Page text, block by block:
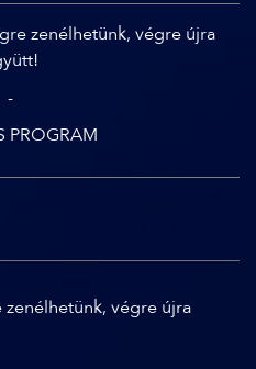
zenélhetünk, végre újra
-
PROGRAM
végre újra